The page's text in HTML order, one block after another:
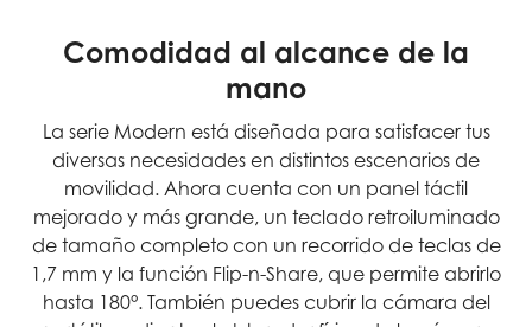
Comodidad al alcance de la
mano
La serie Modern está diseñada para satisfacer tus
diversas necesidades en distintos escenarios de
movilidad. Ahora cuenta con un panel táctil
mejorado y más grande, un teclado retroiluminado
de tamaño completo con un recorrido de teclas de
1,7 mm y la función Flip-n-Share, que permite abrirlo
hasta 180°. También puedes cubrir la cámara del